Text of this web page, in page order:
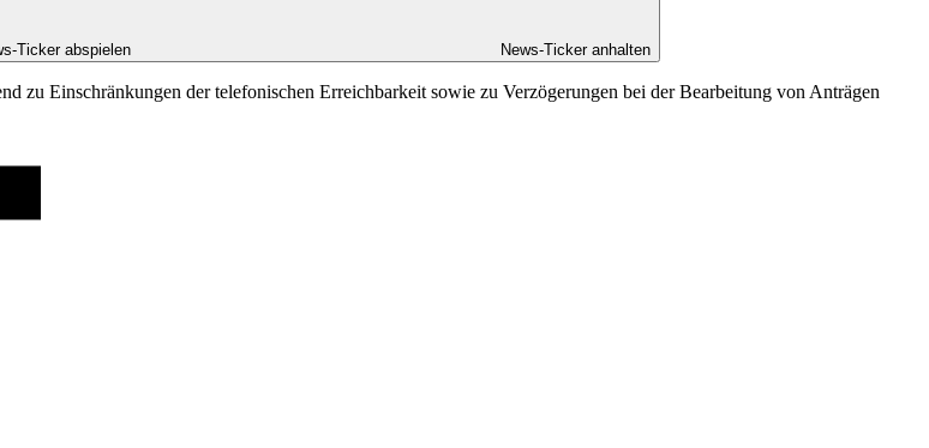
Ticker abspielen News-Ticker anhalten
zu Einschränkungen der telefonischen Erreichbarkeit sowie zu Verzögerungen bei der Bearbeitung von Anträgen